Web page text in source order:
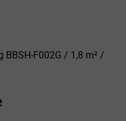
BBSH-F002G / 1,8 m² /